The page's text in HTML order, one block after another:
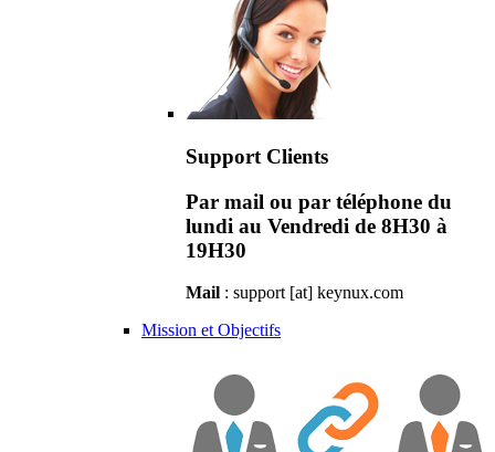
Support Clients
Par mail ou par téléphone du
lundi au Vendredi de 8H30 à
19H30
Mail : support [at] keynux.com
Mission et Objectifs